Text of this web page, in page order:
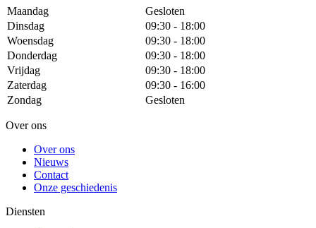
Maandag
Gesloten
Dinsdag
09:30 - 18:00
Woensdag
09:30 - 18:00
Donderdag
09:30 - 18:00
Vrijdag
09:30 - 18:00
Zaterdag
09:30 - 16:00
Zondag
Gesloten
Over ons
Over ons
Nieuws
Contact
Onze geschiedenis
Diensten